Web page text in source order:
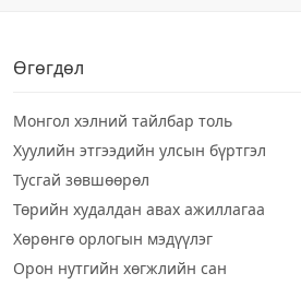
Өгөгдөл
Монгол хэлний тайлбар толь
Хуулийн этгээдийн улсын бүртгэл
Тусгай зөвшөөрөл
Төрийн худалдан авах ажиллагаа
Хөрөнгө орлогын мэдүүлэг
Орон нутгийн хөгжлийн сан